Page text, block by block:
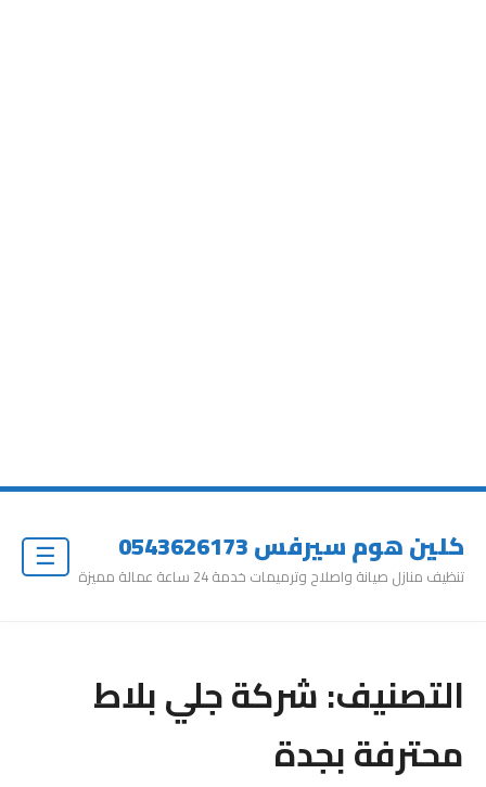
كلين هوم سيرفس 0543626173
تنظيف منازل صيانة واصلاح وترميمات خدمة 24 ساعة عمالة مميزة
التصنيف:شركة جلي بلاط
محترفة بجدة